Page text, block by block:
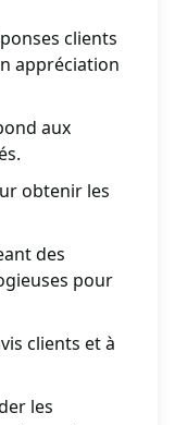
clients
appréciation
aux
obtenir les
des
pour
clients et à
les